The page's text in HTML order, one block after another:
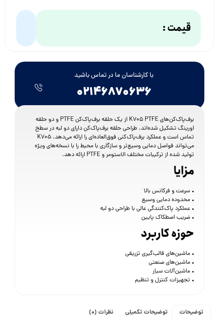
قیمت :
با کارشناسان ما در تماس باشید
۰۲۱۴۶۸۷۰۶۳۶
برف‌پاک‌کن‌های K705 PTFE از یک حلقه برف‌پاک‌کن PTFE و دو حلقه
اورینگ تشکیل شده‌اند. طراحی حلقه برف‌پاک‌کن دارای دو لبه در سطح
تماس است و عملکرد برف‌پاک‌کنی فوق‌العاده‌ای را ارائه می‌دهد. K705
می‌تواند فواصل دمایی وسیع‌تر و سازگاری با محیط را با نسخه‌های ویژه
تولید شده از ترکیبات مختلف الاستومر و PTFE ارائه دهد.
مزایا
• سرعت و فرکانس بالا
• محدوده دمایی وسیع
• عملکرد پاک‌کنندگی عالی با طراحی دو لبه
• ضریب اصطکاک پایین
حوزه کاربرد
• ماشین‌های قالب‌گیری تزریقی
• ماشین‌های صنعتی
• ماشین‌آلات سیار
• تجهیزات کنترل و تنظیم
توضیحات توضیحات تکمیلی نظرات (0)